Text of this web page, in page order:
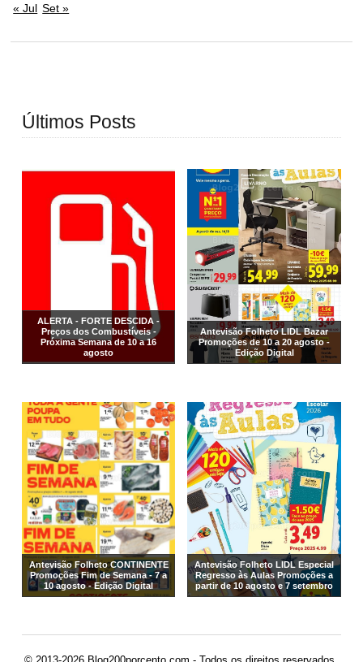
« Jul Set »
Últimos Posts
ALERTA - FORTE DESCIDA -
Preços dos Combustíveis -
Próxima Semana de 10 a 16
agosto
Antevisão Folheto LIDL Bazar
Promoções de 10 a 20 agosto -
Edição Digital
Antevisão Folheto CONTINENTE
Promoções Fim de Semana - 7 a
10 agosto - Edição Digital
Antevisão Folheto LIDL Especial
Regresso às Aulas Promoções a
partir de 10 agosto e 7 setembro